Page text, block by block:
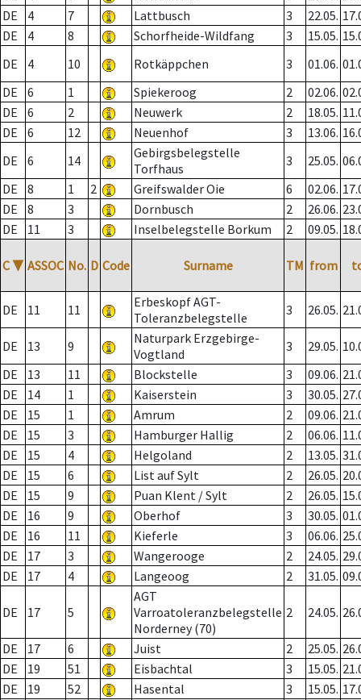
DE
4 7 Lattbusch 3 22.05.
DE
4 8 Schorfheide-Wildfang 3 15.05.
DE
4 10 Rotkäppchen 3 01.06.
DE
6 1 Spiekeroog 2 02.06.
DE
6 2 Neuwerk 2 18.05.
DE
6 12 Neuenhof 3 13.06.
DE
6 14
Gebirgsbelegstelle
Torfhaus
3 25.05.
DE
8 1 2 Greifswalder Oie 6 02.06.
DE
8 3 Dornbusch 2 26.06.
DE
11 3 Inselbelegstelle Borkum 2 09.05.
C ▼ ASSOC No. D Code Surname TM from
DE 11 11
Erbeskopf AGT-
Toleranzbelegstelle
3 26.05.
DE 13 9
Naturpark Erzgebirge-
Vogtland
3 29.05.
DE
13 11 Blockstelle 3 09.06.
DE
14 1 Kaiserstein 3 30.05.
DE
15 1 Amrum 2 09.06.
DE
15 3 Hamburger Hallig 2 06.06.
DE
15 4 Helgoland 2 13.05.
DE
15 6 List auf Sylt 2 26.05.
DE
15 9 Puan Klent / Sylt 2 26.05.
DE
16 9 Oberhof 3 30.05.
DE
16 11 Kieferle 3 06.06.
DE
17 3 Wangerooge 2 24.05.
DE
17 4 Langeoog 2 31.05.
DE 17 5
AGT
Varroatoleranzbelegstelle
Norderney (70)
2 24.05.
DE 17 6 Juist 2 25.05.
DE
19 51 Eisbachtal 3 15.05.
DE
19 52 Hasental 3 15.05.